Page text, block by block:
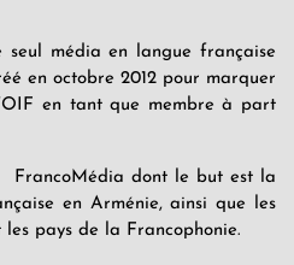
seul média en langue française
en octobre 2012 pour marquer
en tant que membre à part
FrancoMédia dont le but est la
en Arménie, ainsi que les
les pays de la Francophonie.